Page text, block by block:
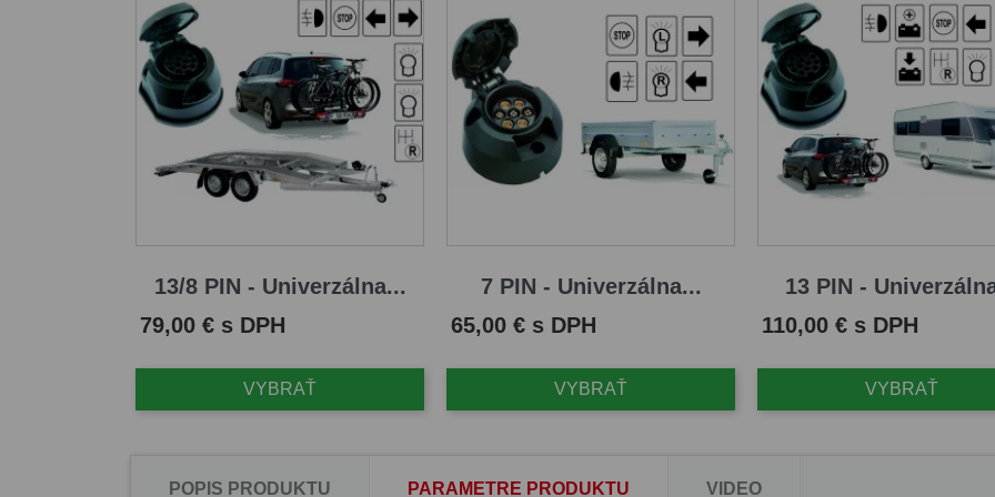
13/8 PIN - Univerzálna...
Cena
79,00 € s DPH
VYBRAŤ
7 PIN - Univerzálna...
Cena
65,00 € s DPH
VYBRAŤ
13 PIN -
Cena
110,00 € s DPH
VYBRAŤ
POPIS PRODUKTU PARAMETRE PRODUKTU VIDEO